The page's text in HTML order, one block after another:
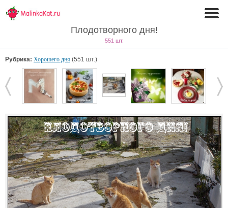
Плодотворного дня!
551 шт.
Рубрика: Хорошего дня (551 шт.)